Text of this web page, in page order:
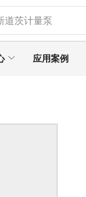
道茨计量泵
应用案例